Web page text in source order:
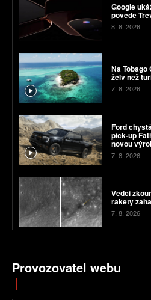
Google
povede
8. 8. 2026
Na
želv než
7. 8. 2026
Ford
pick-up
novou
7. 8. 2026
Vědci
rakety
7. 8. 2026
Provozovatel webu